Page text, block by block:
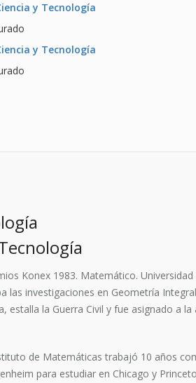
y Tecnología
y Tecnología
Konex 1983. Matemático.
las investigaciones en Geometría
la Guerra Civil y fue asignado a
de Matemáticas trabajó 10 años
para estudiar en Chicago y